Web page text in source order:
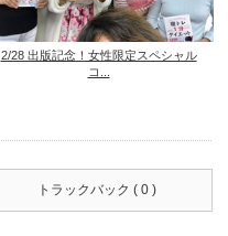
2/28 出版記念！女性限定スペシャル
コ...
トラックバック ( 0 )